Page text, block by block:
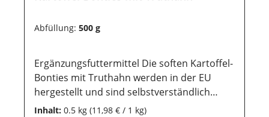
erhalten bleiben.
Abfüllung: 500 g
Ergänzungsfuttermittel Die soften Kartoffel-
Bonties mit Truthahn werden in der EU
hergestellt und sind selbstverständlich
weizen-, getreide- und glutenfrei. Sie eignen
Inhalt: 0.5 kg (11,98 € / 1 kg)